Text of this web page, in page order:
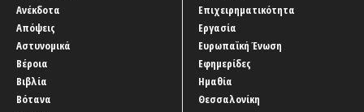
Ανέκδοτα
Απόψεις
Αστυνομικά
Βέροια
Βιβλία
Βότανα
Επιχειρηματικότητα
Εργασία
Ευρωπαϊκή Ένωση
Εφημερίδες
Ημαθία
Θεσσαλονίκη